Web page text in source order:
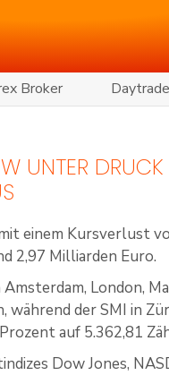
Broker
UNTER
einem Kursverlust
2,97 Milliarden Euro.
London,
der SMI in
auf 5.362,81
Dow Jones,